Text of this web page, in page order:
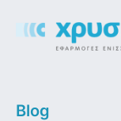
Blog